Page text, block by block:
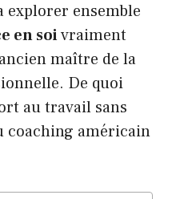
explorer ensemble
en soivraiment
maître de la
De quoi
au travail sans
coaching américain